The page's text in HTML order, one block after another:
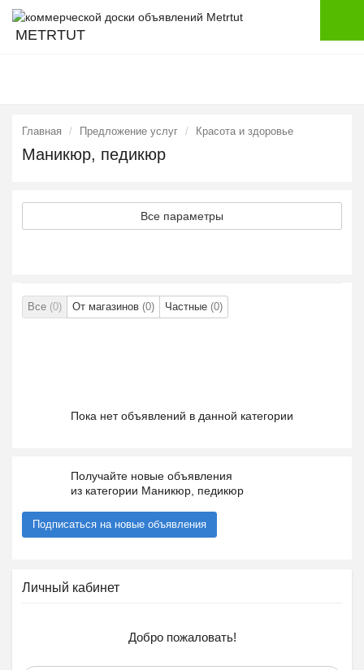
METRTUT
Главная Предложение услуг Красота и здоровье
Маникюр, педикюр
Все параметры
Все (0) От магазинов (0) Частные (0)
Пока нет объявлений в данной категории
Получайте новые объявления
из категории Маникюр, педикюр
Подписаться на новые объявления
Личный кабинет
Добро пожаловать!